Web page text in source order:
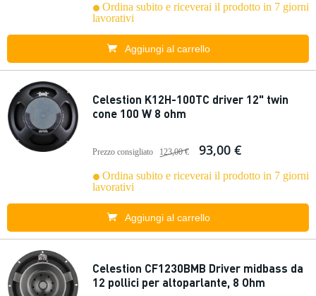
Ordina subito e riceverai il prodotto in 7 giorni
lavorativi
Aggiungi al carrello
Celestion K12H-100TC driver 12" twin
cone 100 W 8 ohm
Prezzo consigliato 123,00 € 93,00 €
Ordina subito e riceverai il prodotto in 7 giorni
lavorativi
Aggiungi al carrello
Celestion CF1230BMB Driver midbass da
12 pollici per altoparlante, 8 Ohm